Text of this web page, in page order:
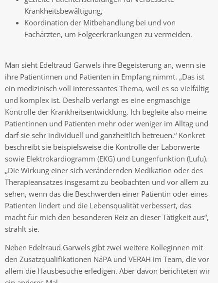
Krankheitsbewältigung,
Koordination der Mitbehandlung bei und von
Fachärzten, um Folgeerkrankungen zu vermeiden.
Man sieht Edeltraud Garwels ihre Begeisterung an, wenn sie
ihre Patientinnen und Patienten in Empfang nimmt. „Das ist
ein medizinisch voll interessantes Thema, weil es so vielfältig
und komplex ist. Deshalb verlangt es eine engmaschige
Kontrolle der Krankheitsentwicklung. Ich begleite also meine
Patientinnen und Patienten mehr oder weniger im Alltag und
darf sie sehr individuell und ganzheitlich betreuen.“ Konkret
beschreibt sie beispielsweise die Kontrolle der Laborwerte
sowie Elektrokardiogramm (EKG) und Lungenfunktion (Lufu).
„Die Wirkung einer sich verändernden Medikation oder des
Therapieansatzes insgesamt zu beobachten und vor allem zu
sehen, wenn das die Beschwerden einer Patientin oder eines
Patienten lindert und die Lebensqualität verbessert, das
macht für mich den besonderen Reiz an dieser Tätigkeit aus“,
strahlt sie.
Neben Edeltraud Garwels gibt zwei weitere Kolleginnen mit
den Zusatzqualifikationen NäPA und VERAH im Team, die vor
allem die Hausbesuche erledigen. Aber davon berichteten wir